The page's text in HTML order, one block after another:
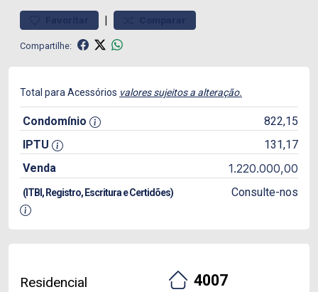
|
Compartilhe:
Total para Acessórios valores sujeitos a alteração.
Condomínio
822,15
IPTU
131,17
Venda
1.220.000,00
(ITBI, Registro, Escritura e Certidões) Consulte-nos
Residencial 4007